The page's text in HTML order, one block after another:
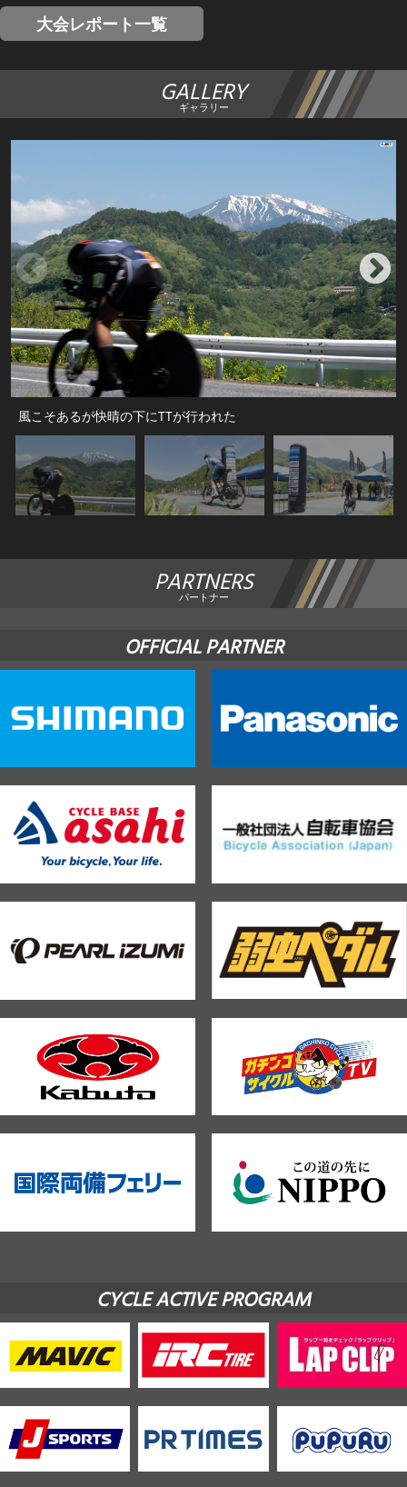
大会レポート一覧
GALLERY
ギャラリー
風こそあるが快晴の下にTTが行われた
PARTNERS
パートナー
OFFICIAL PARTNER
CYCLE ACTIVE PROGRAM